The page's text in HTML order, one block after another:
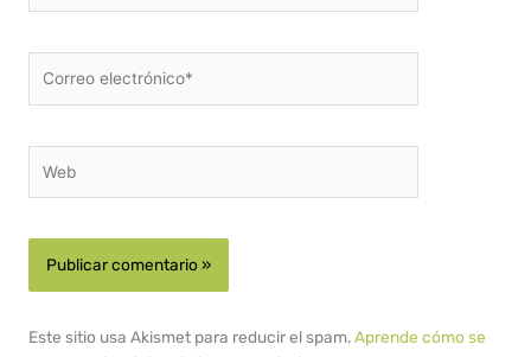
electrónico*
Este sitio usa Akismet para reducir el spam.Aprende cómo se